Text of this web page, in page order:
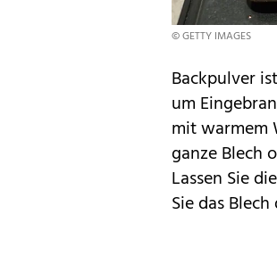
© GETTY IMAGES
Backpulver
um
mit warmem
ganze Blech
Lassen Sie
Sie das